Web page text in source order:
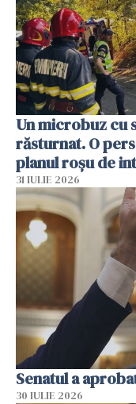
Un microbuz cu
răsturnat. O
planul roșu de
31 IULIE 2026
Senatul a
30 IULIE 2026